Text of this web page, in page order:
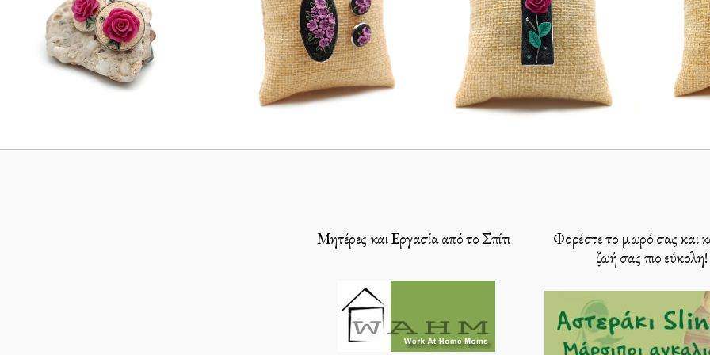
Μητέρες και Εργασία από το Σπίτι
Φορέστε το μωρό σας και
ζωή σας πιο εύκολη!